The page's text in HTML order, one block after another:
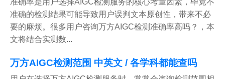
准确率是用户选择AIGC检测服务的核心考量因素，毕竟不
准确的检测结果可能导致用户误判文本原创性，带来不必
要的麻烦。很多用户咨询万方AIGC检测准确率高吗？，本
文将结合实测数...
万方AIGC检测范围 中英文 / 各学科都能查吗